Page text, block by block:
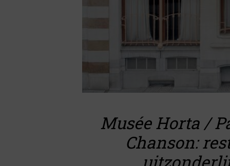
Musée Horta /
Chanson: